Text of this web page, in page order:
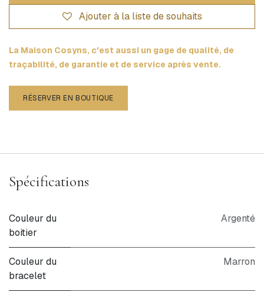
Ajouter à la liste de souhaits
La Maison Cosyns, c'est aussi un gage de qualité, de
traçabilité, de garantie et de service après vente.
RÉSERVER EN BOUTIQUE
Spécifications
Couleur du
boitier
Argenté
Couleur du
bracelet
Marron